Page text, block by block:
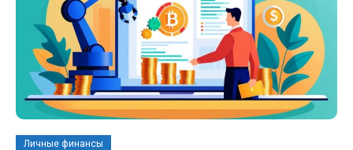
Личные финансы